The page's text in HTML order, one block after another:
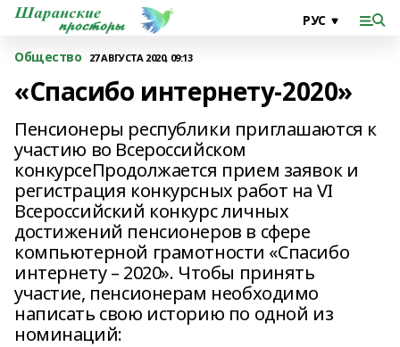
Общество 27 АВГУСТА 2020, 09:13
«Спасибо интернету-2020»
Пенсионеры республики приглашаются к
участию во Всероссийском
конкурсеПродолжается прием заявок и
регистрация конкурсных работ на VI
Всероссийский конкурс личных
достижений пенсионеров в сфере
компьютерной грамотности «Спасибо
интернету – 2020». Чтобы принять
участие, пенсионерам необходимо
написать свою историю по одной из
номинаций: